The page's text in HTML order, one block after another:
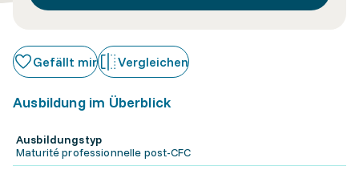
Gefällt mir Vergleichen
Ausbildung im Überblick
Ausbildungstyp
Maturité professionnelle post-CFC